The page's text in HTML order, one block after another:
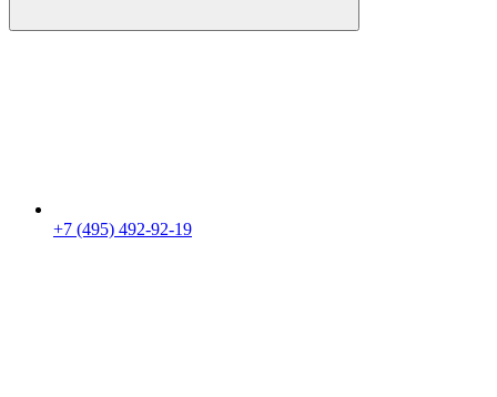
+7 (495) 492-92-19